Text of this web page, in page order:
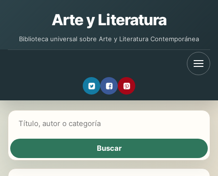
Arte y Literatura
Biblioteca universal sobre Arte y Literatura Contemporánea